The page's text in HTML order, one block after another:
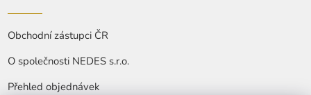
Obchodní zástupci ČR
O společnosti NEDES s.r.o.
Přehled objednávek